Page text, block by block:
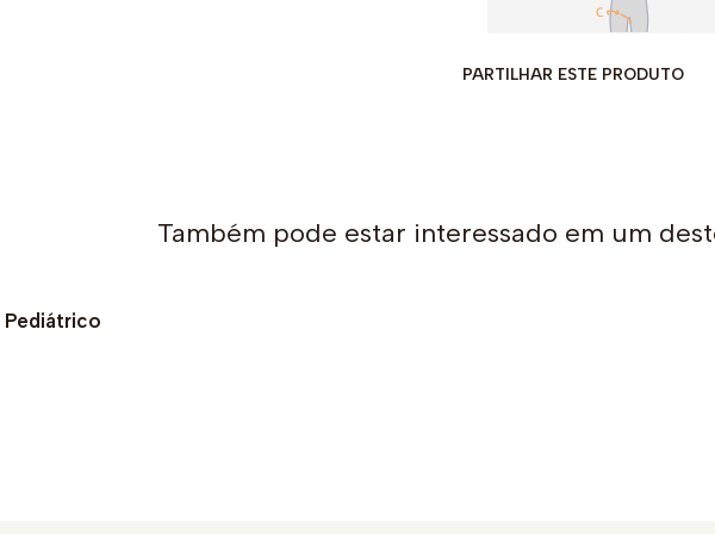
PARTILHAR ESTE PRODUTO
Também pode estar interessado em um
Pediátrico